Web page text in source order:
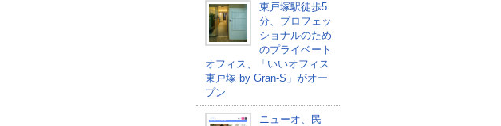
東戸塚駅徒歩5
分、プロフェッ
ショナルのため
のプライベート
オフィス、「いいオフィス
東戸塚 by Gran-S」がオー
プン
ニューオ、民